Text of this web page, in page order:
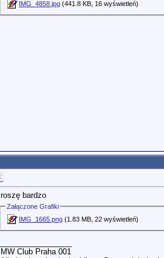
IMG_4858.jpg (441.8 KB, 16 wyświetleń)
bardzo
Załączone Grafiki
IMG_1665.png (1.83 MB, 22 wyświetleń)
Club Praha 001